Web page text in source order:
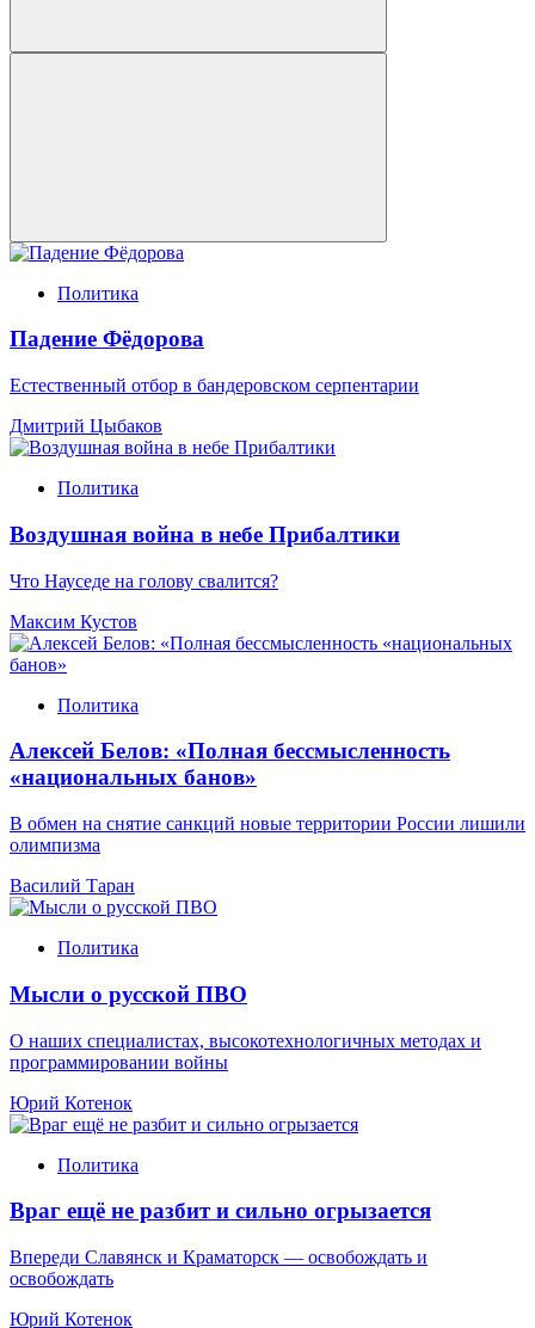
Политика
Падение Фёдорова
Естественный отбор в бандеровском серпентарии
Дмитрий Цыбаков
Политика
Воздушная война в небе Прибалтики
Что Науседе на голову свалится?
Максим Кустов
Политика
Алексей Белов: «Полная бессмысленность
«национальных банов»
В обмен на снятие санкций новые территории России лишили
олимпизма
Василий Таран
Политика
Мысли о русской ПВО
О наших специалистах, высокотехнологичных методах и
программировании войны
Юрий Котенок
Политика
Враг ещё не разбит и сильно огрызается
Впереди Славянск и Краматорск — освобождать и
освобождать
Юрий Котенок